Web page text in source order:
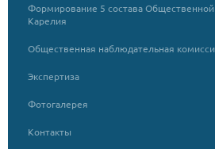
Формирование 5 состава
Карелия
Общественная наблюдательная
Экспертиза
Фотогалерея
Контакты